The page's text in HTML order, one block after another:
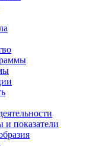
и показатели